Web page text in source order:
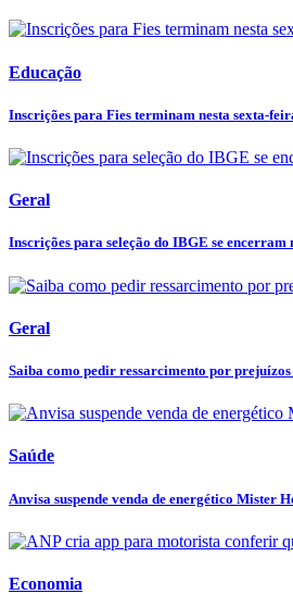
Educação
Inscrições para Fies terminam nesta sexta-
Geral
Inscrições para seleção do IBGE se encerram
Geral
Saiba como pedir ressarcimento por
Saúde
Anvisa suspende venda de energético Mister
Economia